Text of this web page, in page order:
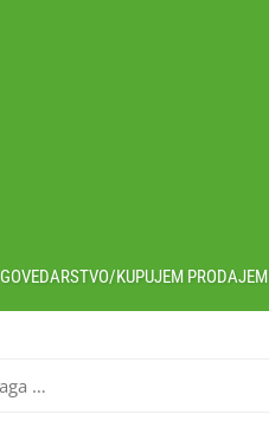
GOVEDARSTVO/KUPUJEM PRODAJEM